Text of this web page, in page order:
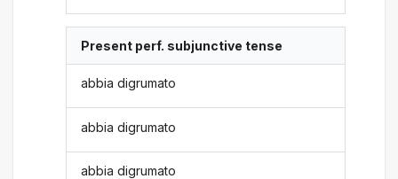
Present perf. subjunctive tense
abbia digrumato
abbia digrumato
abbia digrumato